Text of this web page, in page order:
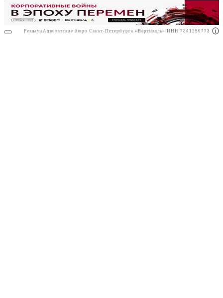
РекламаАО"ПРАВО.РУ" ИНН: 7708095468
Реклама Адвокатское бюро Санкт-Петербурга «Вертикаль» ИНН 7841290773